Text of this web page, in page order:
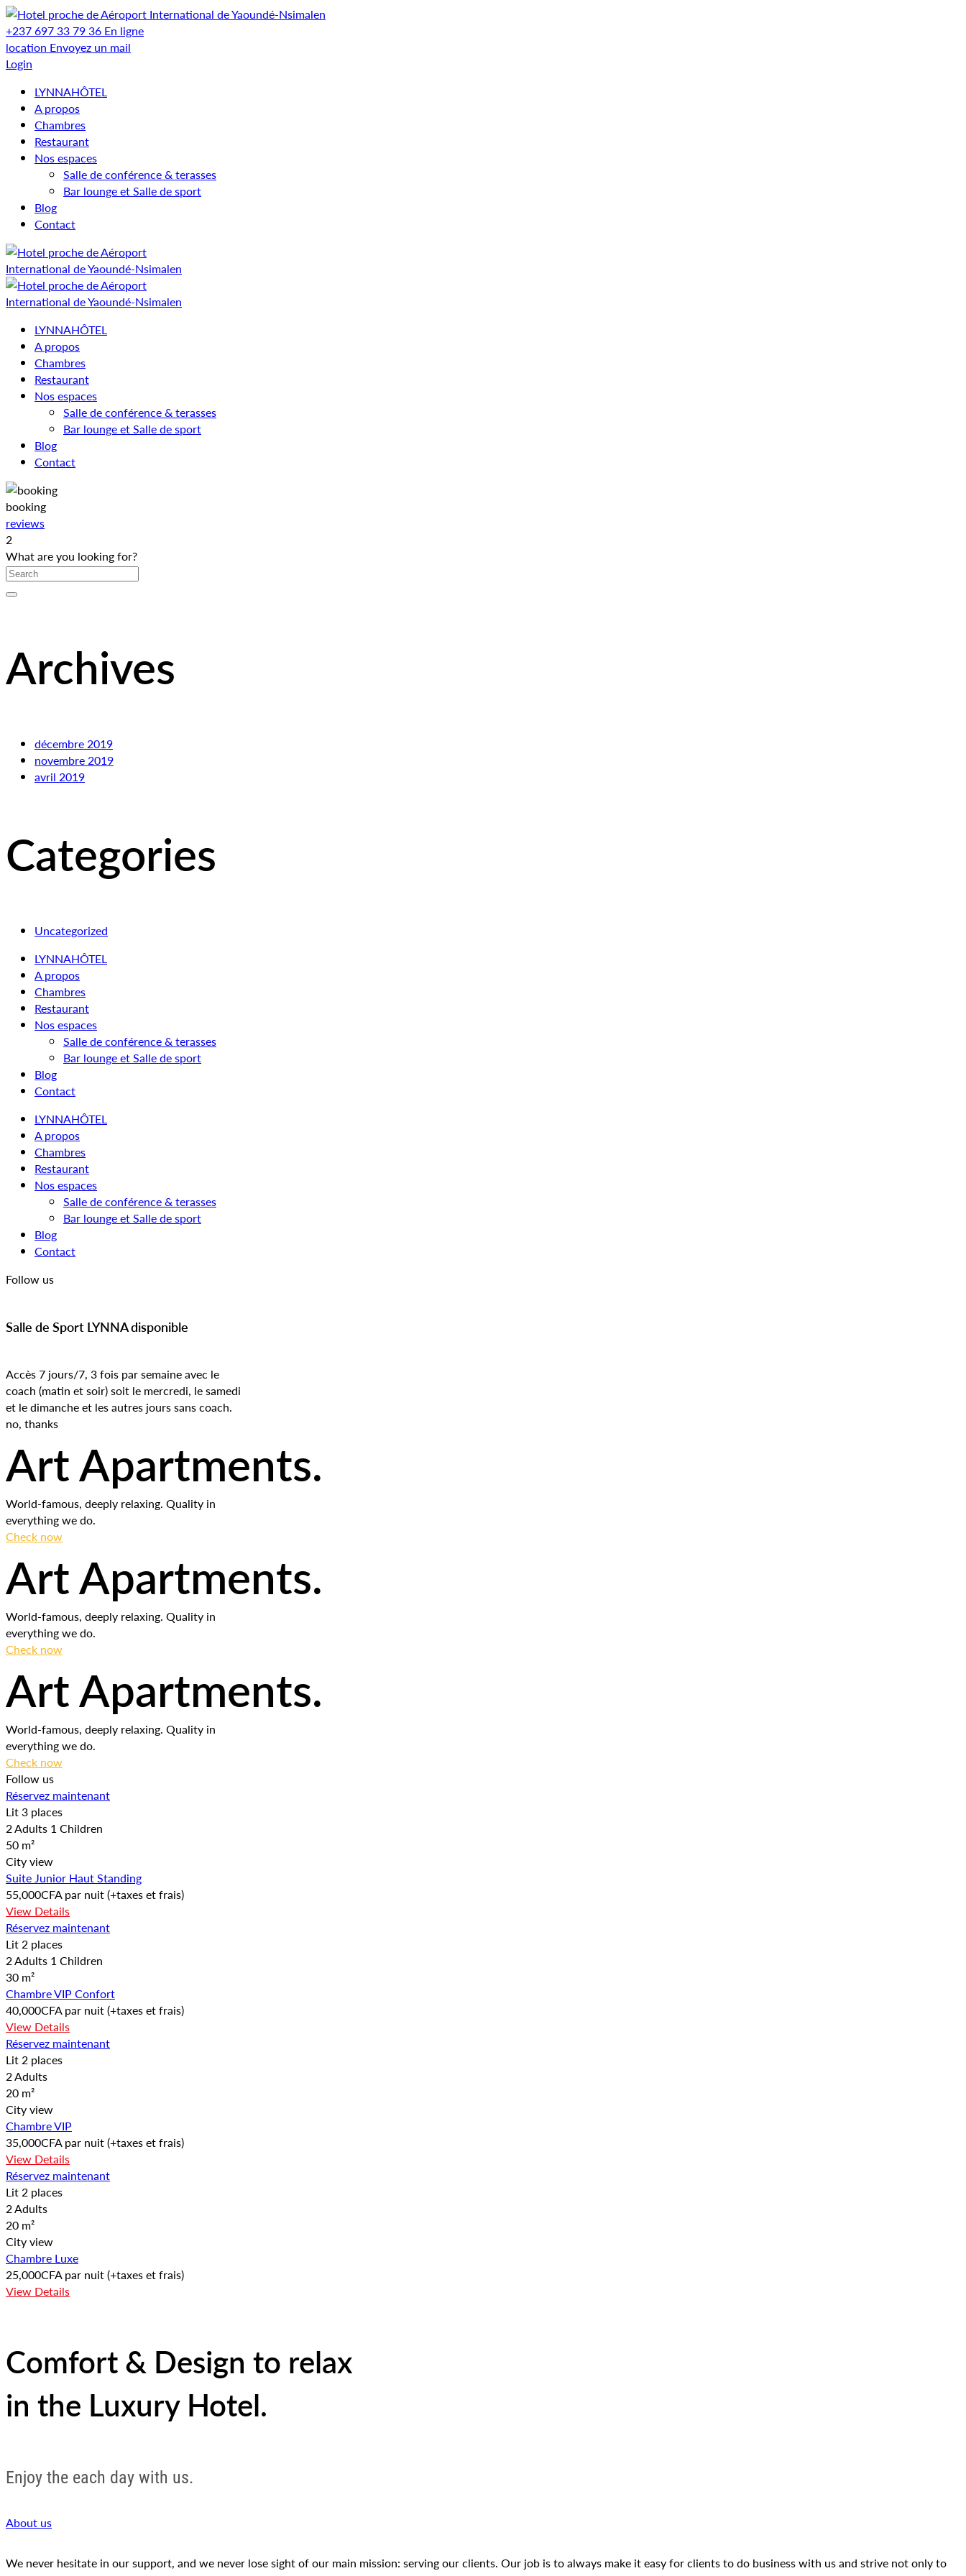
+237 697 33 79 36 En ligne
location Envoyez un mail
Login
LYNNAHÔTEL
A propos
Chambres
Restaurant
Nos espaces
Salle de conférence & terasses
Bar lounge et Salle de sport
Blog
Contact
LYNNAHÔTEL
A propos
Chambres
Restaurant
Nos espaces
Salle de conférence & terasses
Bar lounge et Salle de sport
Blog
Contact
booking
reviews
2
What are you looking for?
Archives
décembre 2019
novembre 2019
avril 2019
Categories
Uncategorized
LYNNAHÔTEL
A propos
Chambres
Restaurant
Nos espaces
Salle de conférence & terasses
Bar lounge et Salle de sport
Blog
Contact
LYNNAHÔTEL
A propos
Chambres
Restaurant
Nos espaces
Salle de conférence & terasses
Bar lounge et Salle de sport
Blog
Contact
Follow us
Salle de Sport LYNNA disponible
Accès 7 jours/7, 3 fois par semaine avec le
coach (matin et soir) soit le mercredi, le samedi
et le dimanche et les autres jours sans coach.
no, thanks
Art Apartments.
World-famous, deeply relaxing. Quality in
everything we do.
Check now
Art Apartments.
World-famous, deeply relaxing. Quality in
everything we do.
Check now
Art Apartments.
World-famous, deeply relaxing. Quality in
everything we do.
Check now
Follow us
Réservez maintenant
Lit 3 places
2 Adults 1 Children
50 m²
City view
Suite Junior Haut Standing
55,000CFA par nuit(+taxes et frais)
View Details
Réservez maintenant
Lit 2 places
2 Adults 1 Children
30 m²
Chambre VIP Confort
40,000CFA par nuit(+taxes et frais)
View Details
Réservez maintenant
Lit 2 places
2 Adults
20 m²
City view
Chambre VIP
35,000CFA par nuit(+taxes et frais)
View Details
Réservez maintenant
Lit 2 places
2 Adults
20 m²
City view
Chambre Luxe
25,000CFA par nuit(+taxes et frais)
View Details
Comfort & Design to relax
in the Luxury Hotel.
Enjoy the each day with us.
About us
We never hesitate in our support, and we never lose sight of our main mission: serving our clients. Our job is to always make it easy for clients to do business with us and strive not only to